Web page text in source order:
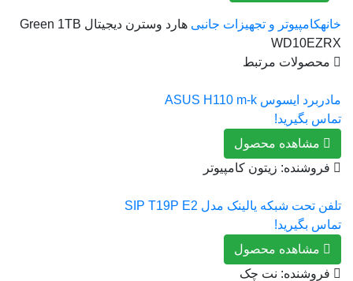
خانهکامپیوتر و تجهیزات جانبی
هارد وسترن دیجیتال Green 1TB
WD10EZRX
محصولات مرتبط
مادربرد ایسوس ASUS H110 m-k
تماس بگیرید!
مشاهده محصول
فروشنده: زیتون کامپیوتر
تلفن تحت شبکه یالینک مدل SIP T19P E2
تماس بگیرید!
مشاهده محصول
فروشنده: نت چک